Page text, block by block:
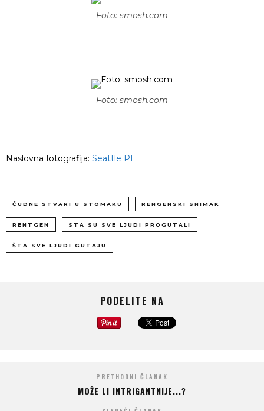
Foto: smosh.com
Foto: smosh.com
Naslovna fotografija: Seattle PI
ČUDNE STVARI U STOMAKU RENGENSKI SNIMAK
RENTGEN STA SU SVE LJUDI PROGUTALI
ŠTA SVE LJUDI GUTAJU
PODELITE NA
PRETHODNI ČLANAK
MOŽE LI INTRIGANTNIJE...?